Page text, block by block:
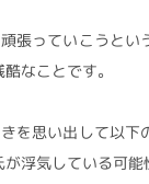
張っていこうとい
なことです。
を思い出して以下
浮気している可能